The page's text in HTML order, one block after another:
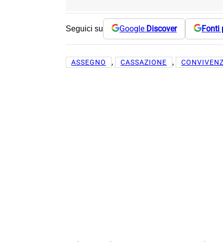
Seguici su Google Discover Fonti
ASSEGNO , CASSAZIONE ,